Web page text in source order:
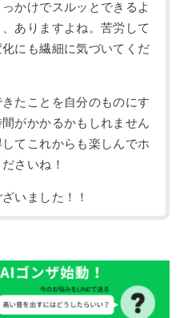
かけでスルッとできるよ
ありますよね。苦労して
にも繊細に気づいてくだ
たことを自分のものにす
がかかるかもしれません
てこれからも楽しんでホ
さいね！
いました！！